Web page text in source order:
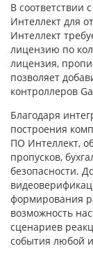
В соответствии
Интеллект для
Интеллект
лицензию по
лицензия,
позволяет
контроллеров
Благодаря
построения
ПО Интеллект,
пропусков,
безопасности.
формирования
возможность
сценариев
события любой